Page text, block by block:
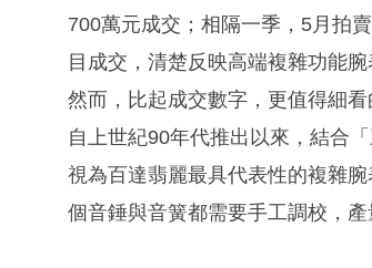
700萬元成交；相隔一季，5月拍
目成交，清楚反映高端複雜功能
然而，比起成交數字，更值得細
自上世紀90年代推出以來，結合
視為百達翡麗最具代表性的複雜
個音錘與音簧都需要手工調校，產